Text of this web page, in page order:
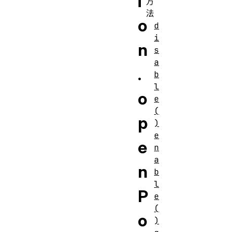
o
n
.
o
p
e
n
P
o
法
d
i
s
a
b
l
e
(
)
e
n
a
b
l
e
(
)